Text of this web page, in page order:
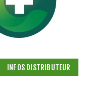
INFOS DISTRIBUTEUR